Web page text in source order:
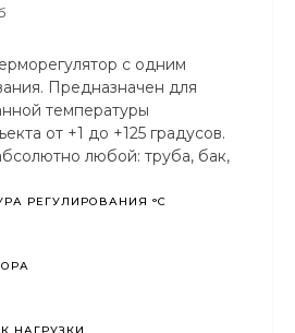
с одним
Предназначен для
температуры
от +1 до +125 градусов.
любой: труба, бак,
РЕГУЛИРОВАНИЯ °С
НАГРУЗКИ